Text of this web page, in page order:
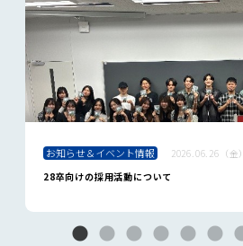
お知らせ＆イベント情報
2026.06.26（金）
28卒向けの採用活動について